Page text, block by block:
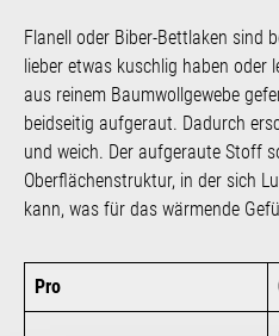
Flanell oder Biber-Bettlaken sind
lieber etwas kuschlig haben oder
aus reinem Baumwollgewebe
beidseitig aufgeraut. Dadurch
und weich. Der aufgeraute Stoff
Oberflächenstruktur, in der sich
kann, was für das wärmende
Pro